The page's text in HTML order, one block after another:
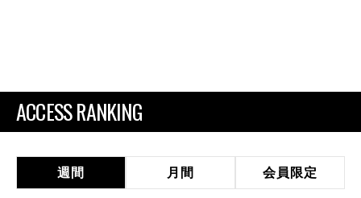
ACCESS RANKING
週間 月間 会員限定